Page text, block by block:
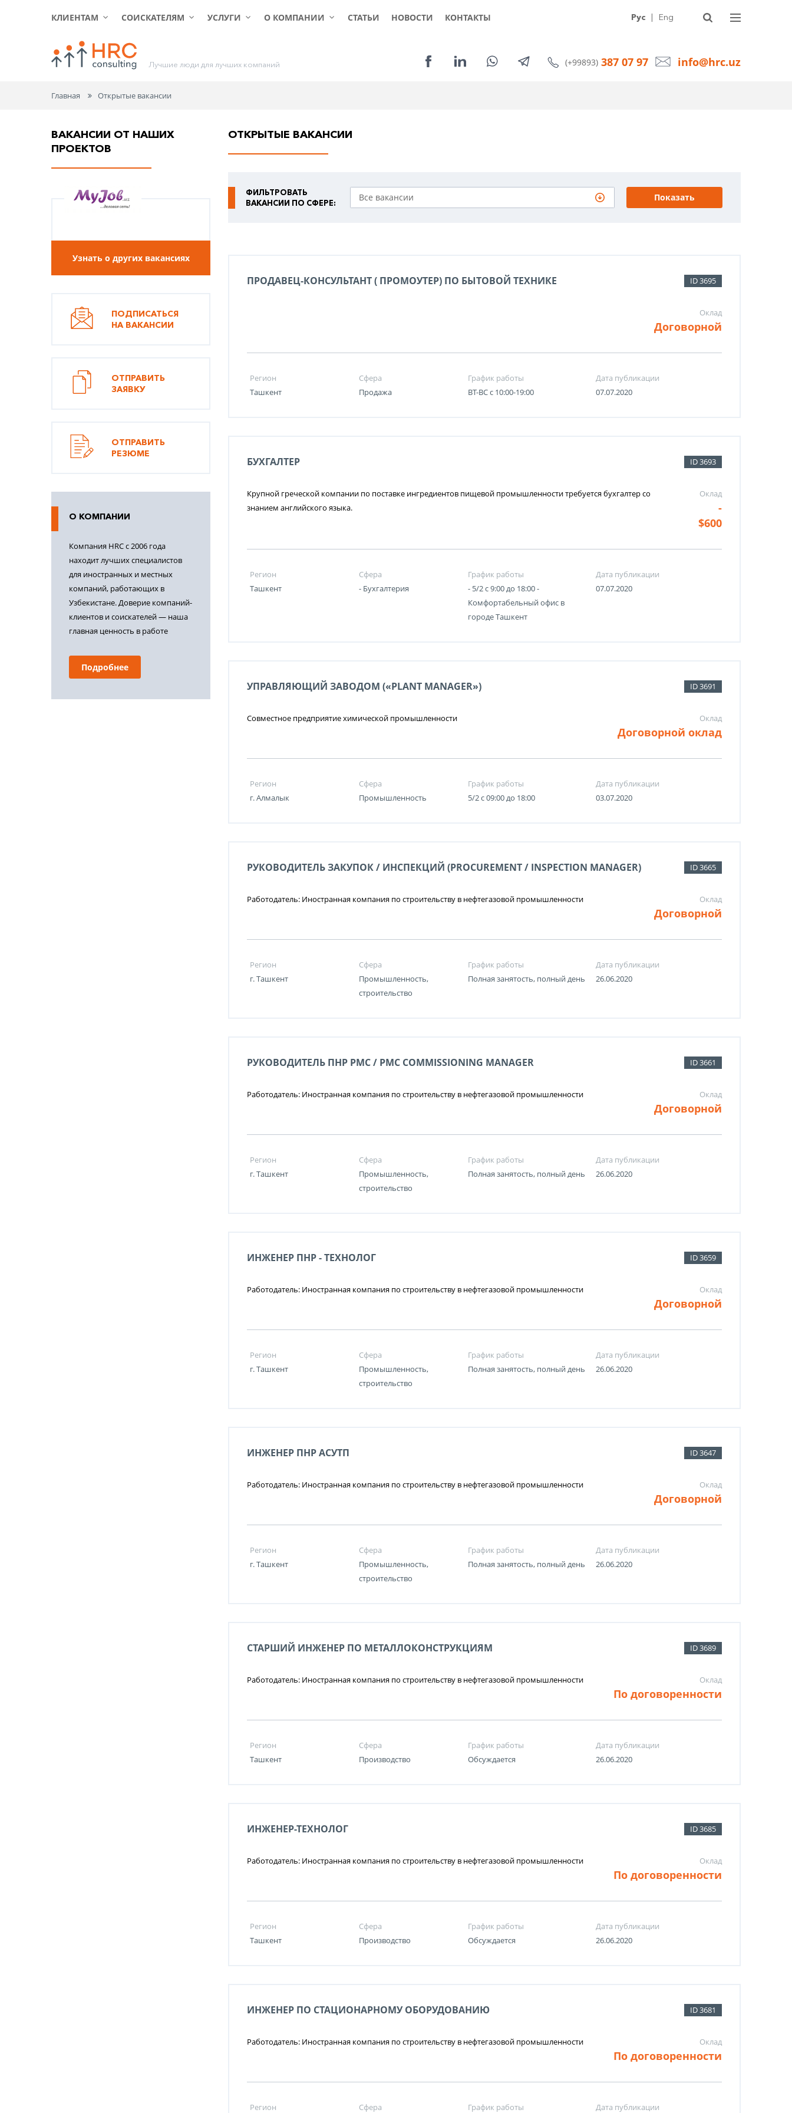
КЛИЕНТАМ
СОИСКАТЕЛЯМ УСЛУГИ О КОМПАНИИ СТАТЬИ НОВОСТИ КОНТАКТЫ Рус | Eng
Лучшие люди для лучших компаний (+99893) 387 07 97 info@hrc.uz
Главная Открытые вакансии
ВАКАНСИИ ОТ НАШИХ
ПРОЕКТОВ
Узнать о других вакансиях
ПОДПИСАТЬСЯ
НА ВАКАНСИИ
ОТПРАВИТЬ
ЗАЯВКУ
ОТПРАВИТЬ
РЕЗЮМЕ
О КОМПАНИИ
Компания HRC с 2006 года
находит лучших специалистов
для иностранных и местных
компаний, работающих в
Узбекистане. Доверие компаний-
клиентов и соискателей — наша
главная ценность в работе
Подробнее
ОТКРЫТЫЕ ВАКАНСИИ
ФИЛЬТРОВАТЬ
ВАКАНСИИ ПО СФЕРЕ:
Показать
ПРОДАВЕЦ-КОНСУЛЬТАНТ ( ПРОМОУТЕР) ПО БЫТОВОЙ ТЕХНИКЕ ID 3695
Оклад
Договорной
Регион Сфера График работы
Дата публикации
Ташкент
Продажа ВТ-ВС с 10:00-19:00 07.07.2020
БУХГАЛТЕР ID 3693
Крупной греческой компании по поставке ингредиентов пищевой промышленности требуется бухгалтер со
знанием английского языка.
Оклад
-
$600
Регион Сфера График работы
Дата публикации
Ташкент
- Бухгалтерия
- 5/2 c 9:00 до 18:00 -
Комфортабельный офис в
городе Ташкент
07.07.2020
УПРАВЛЯЮЩИЙ ЗАВОДОМ («PLANT MANAGER») ID 3691
Совместное предприятие химической промышленности Оклад
Договорной оклад
Регион Сфера График работы
Дата публикации
г. Алмалык
Промышленность 5/2 c 09:00 до 18:00 03.07.2020
РУКОВОДИТЕЛЬ ЗАКУПОК / ИНСПЕКЦИЙ (PROCUREMENT / INSPECTION MANAGER) ID 3665
Работодатель: Иностранная компания по строительству в нефтегазовой промышленности Оклад
Договорной
Регион Сфера График работы
Дата публикации
г. Ташкент
Промышленность,
строительство
Полная занятость, полный день 26.06.2020
РУКОВОДИТЕЛЬ ПНР РМС / РМС COMMISSIONING MANAGER ID 3661
Работодатель: Иностранная компания по строительству в нефтегазовой промышленности Оклад
Договорной
Регион Сфера График работы
Дата публикации
г. Ташкент
Промышленность,
строительство
Полная занятость, полный день 26.06.2020
ИНЖЕНЕР ПНР - ТЕХНОЛОГ ID 3659
Работодатель: Иностранная компания по строительству в нефтегазовой промышленности Оклад
Договорной
Регион Сфера График работы
Дата публикации
г. Ташкент
Промышленность,
строительство
Полная занятость, полный день 26.06.2020
ИНЖЕНЕР ПНР АСУТП ID 3647
Работодатель: Иностранная компания по строительству в нефтегазовой промышленности Оклад
Договорной
Регион Сфера График работы
Дата публикации
г. Ташкент
Промышленность,
строительство
Полная занятость, полный день 26.06.2020
СТАРШИЙ ИНЖЕНЕР ПО МЕТАЛЛОКОНСТРУКЦИЯМ ID 3689
Работодатель: Иностранная компания по строительству в нефтегазовой промышленности Оклад
По договоренности
Регион Сфера График работы
Дата публикации
Ташкент
Производство Обсуждается 26.06.2020
ИНЖЕНЕР-ТЕХНОЛОГ ID 3685
Работодатель: Иностранная компания по строительству в нефтегазовой промышленности Оклад
По договоренности
Регион Сфера График работы
Дата публикации
Ташкент
Производство Обсуждается 26.06.2020
ИНЖЕНЕР ПО СТАЦИОНАРНОМУ ОБОРУДОВАНИЮ ID 3681
Работодатель: Иностранная компания по строительству в нефтегазовой промышленности Оклад
По договоренности
Регион Сфера График работы Дата публикации